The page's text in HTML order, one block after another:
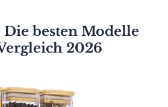
Die besten Modelle
2026